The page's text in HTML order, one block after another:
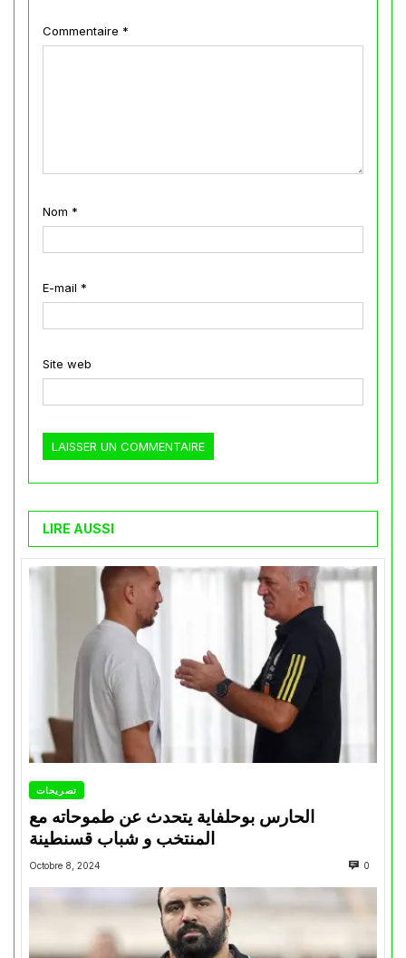
Commentaire *
Nom *
E-mail *
Site web
LIRE AUSSI
تصريحات
الحارس بوحلفاية يتحدث عن طموحاته مع
المنتخب و شباب قسنطينة
Octobre 8, 2024 0